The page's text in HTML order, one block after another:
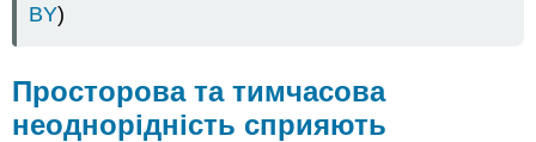
BY)
Просторова та тимчасова
неоднорідність сприяють